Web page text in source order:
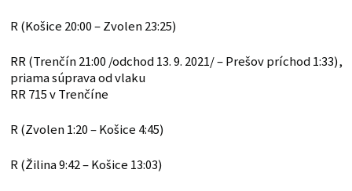
R (Košice 20:00 – Zvolen 23:25)
RR (Trenčín 21:00 /odchod 13. 9. 2021/ – Prešov príchod 1:33),
priama súprava od vlaku
RR 715 v Trenčíne
R (Zvolen 1:20 – Košice 4:45)
R (Žilina 9:42 – Košice 13:03)